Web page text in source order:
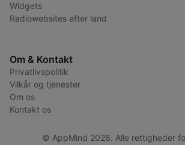
Widgets
Radiowebsites efter land
Om & Kontakt
Privatlivspolitik
Vilkår og tjenester
Om os
Kontakt os
© AppMind 2026. Alle rettigheder